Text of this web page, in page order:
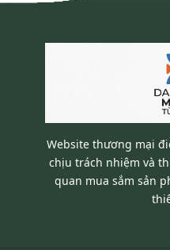
Website thương mại
chịu trách nhiệm và
quan mua sắm sản